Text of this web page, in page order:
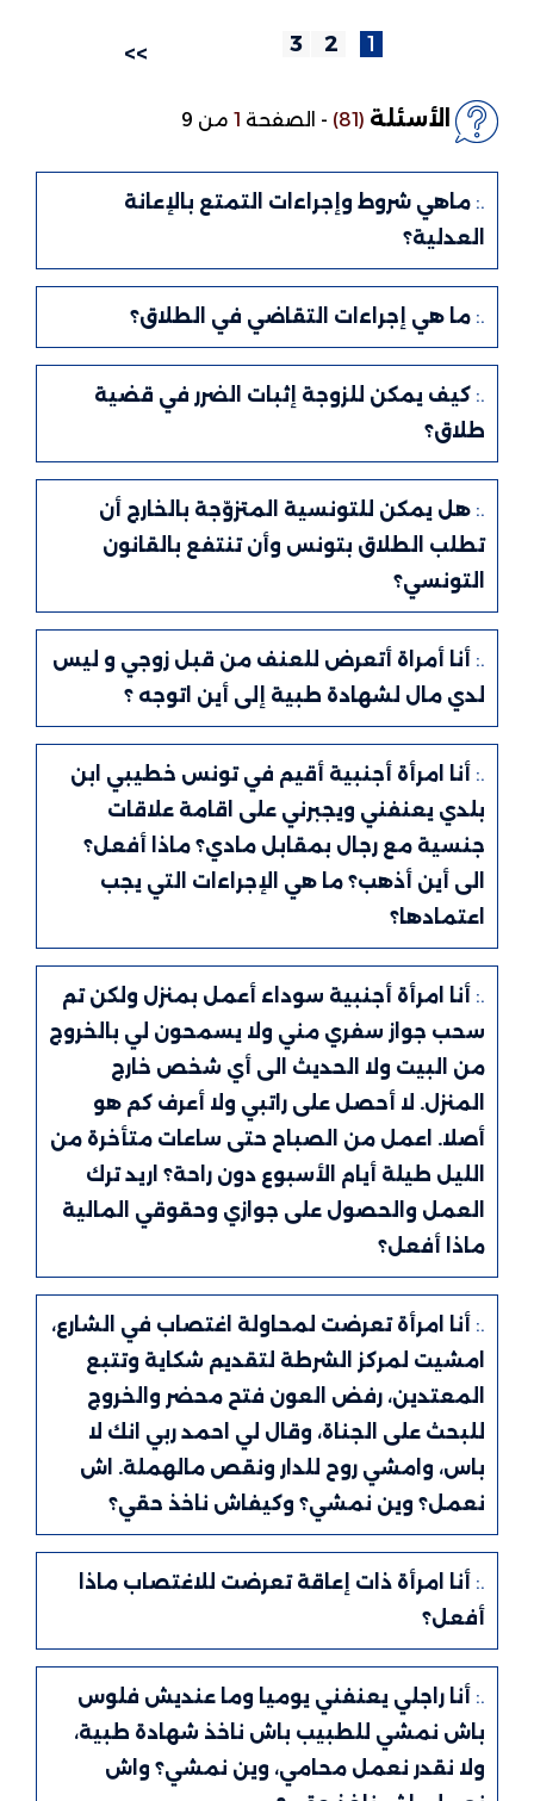
>>
الأسئلة (81)
-الصفحة1من 9
ماهي شروط وإجراءات التمتع بالإعانة
العدلية؟
ما هي إجراءات التقاضي في الطلاق؟
كيف يمكن للزوجة إثبات الضرر في قضية
طلاق؟
هل يمكن للتونسية المتزوّجة بالخارج أن
تطلب الطلاق بتونس وأن تنتفع بالقانون
التونسي؟
أنا أمراة أتعرض للعنف من قبل زوجي و ليس
لدي مال لشهادة طبية إلى أين اتوجه ؟
أنا امرأة أجنبية أقيم في تونس خطيبي ابن
بلدي يعنفني ويجبرني على اقامة علاقات
جنسية مع رجال بمقابل مادي؟ ماذا أفعل؟
الى أين أذهب؟ ما هي الإجراءات التي يجب
اعتمادها؟
أنا امرأة أجنبية سوداء أعمل بمنزل ولكن تم
سحب جواز سفري مني ولا يسمحون لي بالخروج
من البيت ولا الحديث الى أي شخص خارج
المنزل. لا أحصل على راتبي ولا أعرف كم هو
أصلا. اعمل من الصباح حتى ساعات متأخرة من
الليل طيلة أيام الأسبوع دون راحة؟ اريد ترك
العمل والحصول على جوازي وحقوقي المالية
ماذا أفعل؟
أنا امرأة تعرضت لمحاولة اغتصاب في الشارع،
امشيت لمركز الشرطة لتقديم شكاية وتتبع
المعتدين، رفض العون فتح محضر والخروج
للبحث على الجناة، وقال لي احمد ربي انك لا
باس، وامشي روح للدار ونقص مالهملة. اش
نعمل؟ وين نمشي؟ وكيفاش ناخذ حقي؟
أنا امرأة ذات إعاقة تعرضت للاغتصاب ماذا
أفعل؟
أنا راجلي يعنفني يوميا وما عنديش فلوس
باش نمشي للطبيب باش ناخذ شهادة طبية،
ولا نقدر نعمل محامي، وين نمشي؟ واش